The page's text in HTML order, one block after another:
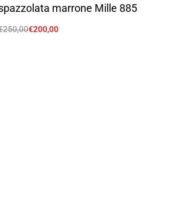
marrone Mille 885
250,00€200,00